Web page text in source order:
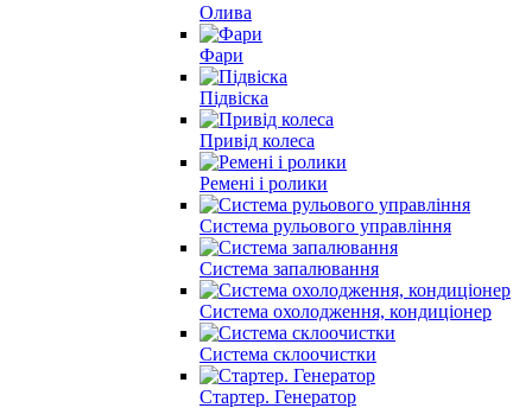
Олива
Фари
Підвіска
Привід колеса
Ремені і ролики
Система рульового управління
Система запалювання
Система охолодження, кондиціонер
Система склоочистки
Стартер. Генератор